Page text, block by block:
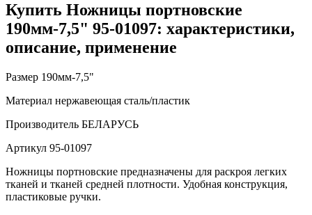
Купить Ножницы портновские
190мм-7,5" 95-01097: характеристики,
описание, применение
Размер 190мм-7,5"
Материал нержавеющая сталь/пластик
Производитель БЕЛАРУСЬ
Артикул 95-01097
Ножницы портновские предназначены для раскроя легких
тканей и тканей средней плотности. Удобная конструкция,
пластиковые ручки.